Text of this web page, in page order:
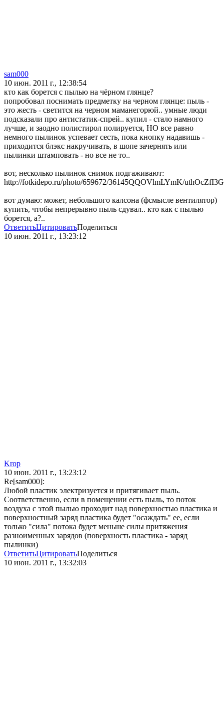
sam000
10 июн. 2011 г., 12:38:54
кто как борется с пылью на чёрном глянце?
попробовал поснимать предметку на черном глянце: пыль -
это жесть - светится на черном маманегорюй.. умные люди
подсказали про антистатик-спрей.. купил - стало намного
лучше, и заодно полистирол полируется, НО все равно
немного пылинок успевает сесть, пока кнопку надавишь -
приходится блэкс накручивать, в шопе зачернять или
пылинки штамповать - но все не то..
вот, несколько пылинок снимок подгаживают:
http://fotkidepo.ru/photo/659672/36145QQOVlmLYmK/
вот думаю: может, небольшого калсона (фсмысле вентилятор)
купить, чтобы непрерывно пыль сдувал.. кто как с пылью
борется, а?..
ОтветитьЦитироватьПоделиться
10 июн. 2011 г., 13:23:12
Krop
10 июн. 2011 г., 13:23:12
Re[sam000]:
Любой пластик электризуется и притягивает пыль.
Соответственно, если в помещении есть пыль, то поток
воздуха с этой пылью проходит над поверхностью пластика и
поверхностный заряд пластика будет "осаждать" ее, если
только "сила" потока будет меньше силы притяжения
разноименных зарядов (поверхность пластика - заряд
пылинки)
ОтветитьЦитироватьПоделиться
10 июн. 2011 г., 13:32:03